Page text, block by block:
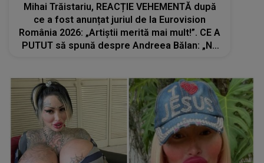
Mihai Trăistariu, REACȚIE VEHEMENTĂ după
ce a fost anunțat juriul de la Eurovision
România 2026: „Artiștii merită mai mult!”. CE A
PUTUT să spună despre Andreea Bălan: „Nu